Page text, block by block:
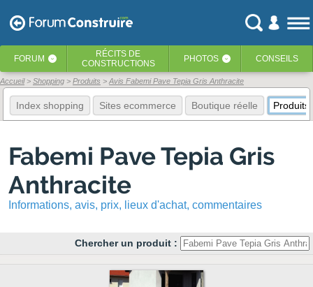
FORUM ‹ RÉCITS DE
CONSTRUCTIONS
PHOTOS ‹ CONSEILS
Accueil Shopping Produits Avis Fabemi Pave Tepia Gris Anthracite
Index shopping Sites ecommerce Boutique réelle Produits
Fabemi Pave Tepia Gris
Anthracite
Informations, avis, prix, lieux d'achat, commentaires
Chercher un produit :